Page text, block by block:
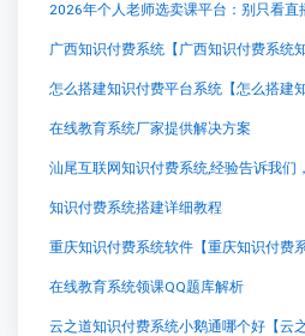
2026年个人老师选卖课平台：别只看直
在线教育系统厂家提供解决方案
知识付费系统搭建详细教程
在线教育系统领课QQ题库解析